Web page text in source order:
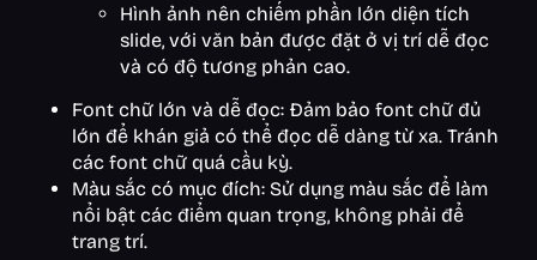
Hình ảnh nên chiếm phần lớn diện tích
slide, với văn bản được đặt ở vị trí dễ đọc
và có độ tương phản cao.
Font chữ lớn và dễ đọc: Đảm bảo font chữ đủ
lớn để khán giả có thể đọc dễ dàng từ xa. Tránh
các font chữ quá cầu kỳ.
Màu sắc có mục đích: Sử dụng màu sắc để làm
nổi bật các điểm quan trọng, không phải để
trang trí.